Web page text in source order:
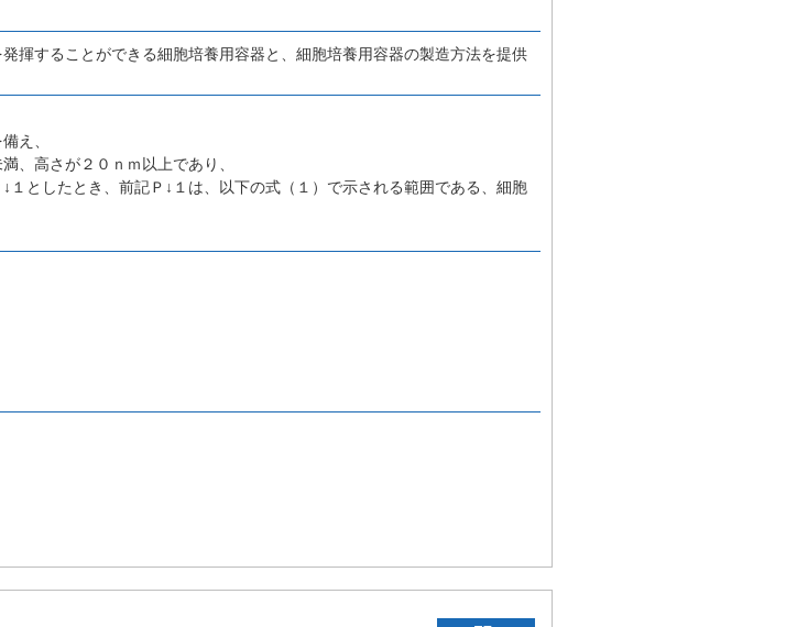
揮することができる細胞培養用容器と、細胞培養用容器の製造方法を提供
え、
、高さが２０ｎｍ以上であり、
１としたとき、前記Ｐ↓１は、以下の式（１）で示される範囲である、細胞